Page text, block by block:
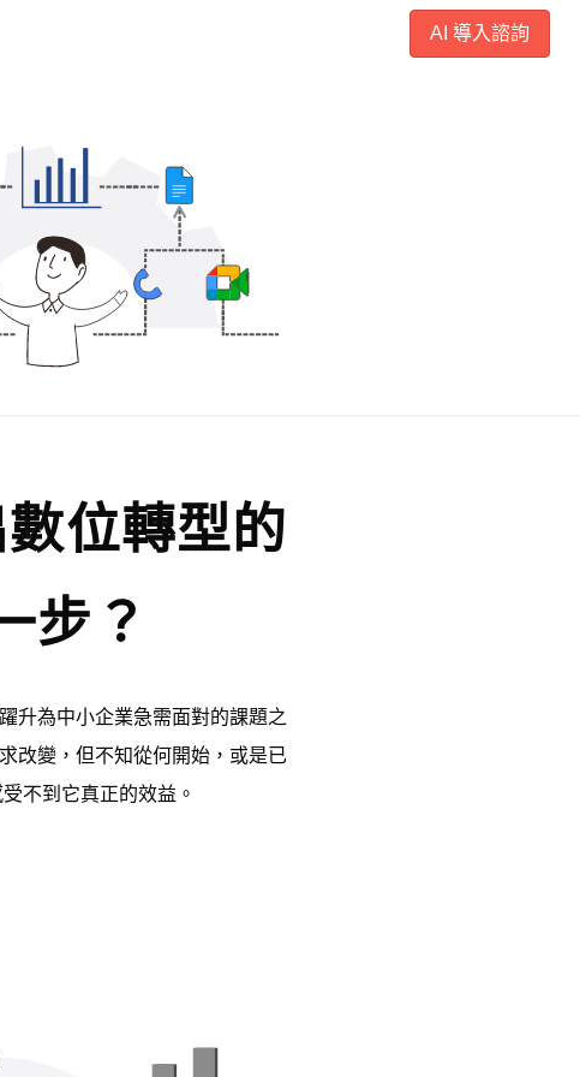
AI 導入諮詢
位轉型的
步？
升為中小企業急需面對的課題之
改變，但不知從何開始，或是已
不到它真正的效益。